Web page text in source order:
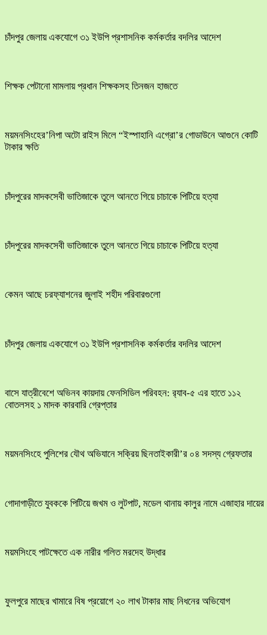
চাঁদপুর জেলায় একযোগে ৩১ ইউপি প্রশাসনিক কর্মকর্তার বদলির আদেশ
শিক্ষক পেটানো মামলায় প্রধান শিক্ষকসহ তিনজন হাজতে
ময়মনসিংহের’নিপা অটো রাইস মিলে “ইস্পাহানি এগ্রো’র গোডাউনে আগুনে কোটি
টাকার ক্ষতি
চাঁদপুরের মাদকসেবী ভাতিজাকে তুলে আনতে গিয়ে চাচাকে পিটিয়ে হত্যা
চাঁদপুরের মাদকসেবী ভাতিজাকে তুলে আনতে গিয়ে চাচাকে পিটিয়ে হত্যা
কেমন আছে চরফ্যাশনের জুলাই শহীদ পরিবারগুলো
চাঁদপুর জেলায় একযোগে ৩১ ইউপি প্রশাসনিক কর্মকর্তার বদলির আদেশ
বাসে যাত্রীবেশে অভিনব কায়দায় ফেনসিডিল পরিবহন: র‍্যাব-৫ এর হাতে ১১২
বোতলসহ ১ মাদক কারবারি গ্রেপ্তার
ময়মনসিংহে পুলিশের যৌথ অভিযানে সক্রিয় ছিনতাইকারী’র ০৪ সদস্য গ্রেফতার
​গোদাগাড়ীতে যুবককে পিটিয়ে জখম ও লুটপাট, মডেল থানায় কালুর নামে এজাহার দায়ের
ময়মসিংহে পাটক্ষেতে এক নারীর গলিত মরদেহ উদ্ধার
ফুলপুরে মাছের খামারে বিষ প্রয়োগে ২০ লাখ টাকার মাছ নিধনের অভিযোগ